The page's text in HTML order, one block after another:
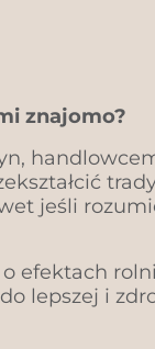
znajomo?
jeśli
efektach
lepszej i